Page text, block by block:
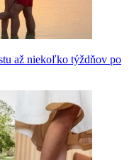
až niekoľko týždňov po